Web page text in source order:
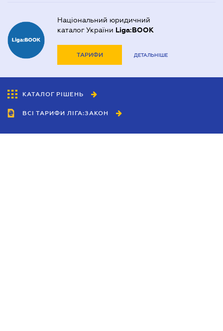
Національний юридичний
каталог України Liga:BOOK
ТАРИФИ ДЕТАЛЬНІШЕ
КАТАЛОГ РІШЕНЬ
ВСІ ТАРИФИ ЛІГА:ЗАКОН